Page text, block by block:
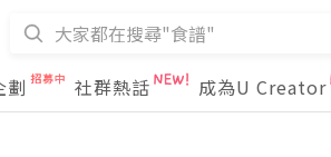
劃
社群熱話 成為U Creator